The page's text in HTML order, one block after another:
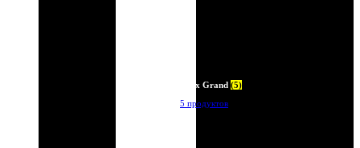
Deux Grand (5)
5 продуктов